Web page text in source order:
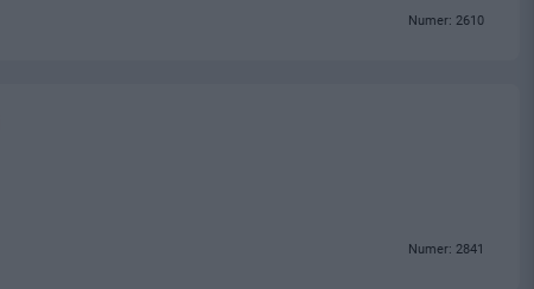
Numer: 2610
Numer: 2841